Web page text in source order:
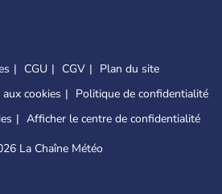
CGU CGV
Plan du site
cookies
Politique de confidentialité
Afficher le centre de confidentialité
La Chaîne Météo